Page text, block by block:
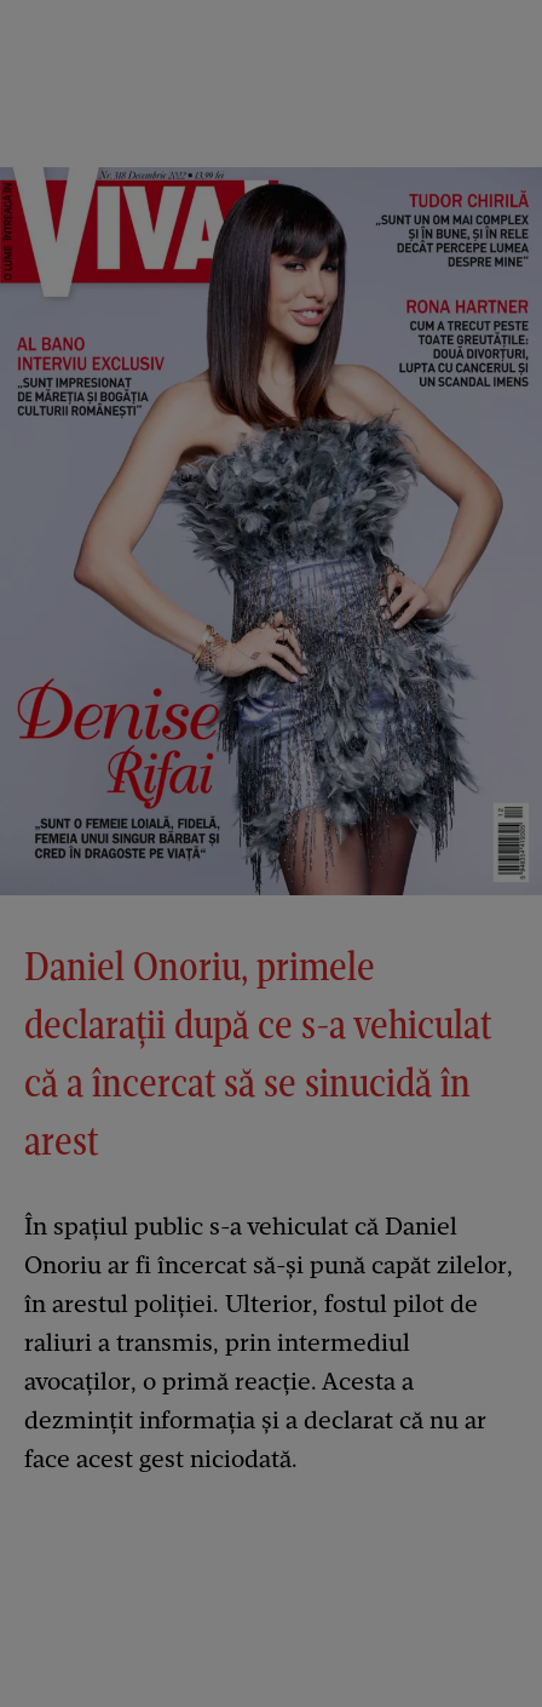
Daniel Onoriu, primele
declarații după ce s-a vehiculat
că a încercat să se sinucidă în
arest
În spațiul public s-a vehiculat că Daniel
Onoriu ar fi încercat să-și pună capăt zilelor,
în arestul poliției. Ulterior, fostul pilot de
raliuri a transmis, prin intermediul
avocaților, o primă reacție. Acesta a
dezmințit informația și a declarat că nu ar
face acest gest niciodată.